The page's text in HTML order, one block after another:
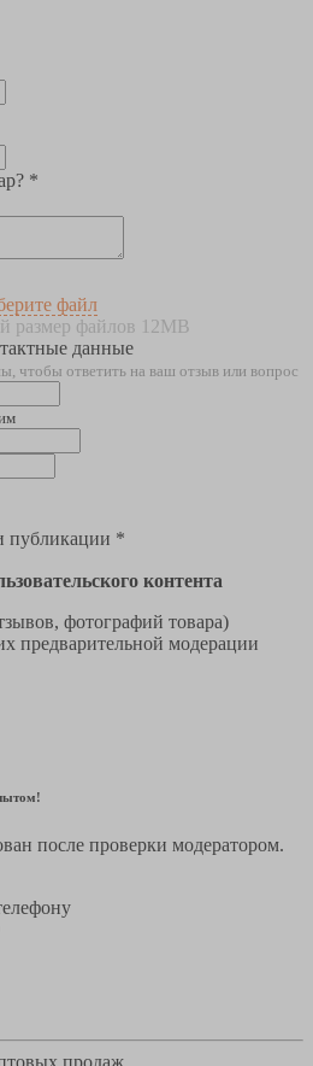
*
файл
размер файлов 12MB
данные
чтобы ответить на ваш отзыв или вопрос
публикации *
контента
фотографий товара)
предварительной модерации
после проверки модератором.
продаж